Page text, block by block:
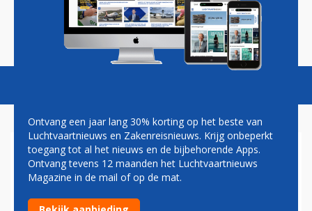
Magazine Podcasts Vacatures
BOEING SCHIKT VOOR 200
MILJOEN MET
BEURSWAAKHOND OM 737
Ontvang een jaar lang 30% korting op het beste van
Luchtvaartnieuws en Zakenreisnieuws. Krijg onbeperkt
toegang tot al het nieuws en de bijbehorende Apps.
Ontvang tevens 12 maanden het Luchtvaartnieuws
Magazine in de mail of op de mat.